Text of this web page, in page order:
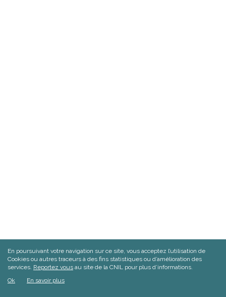
En poursuivant votre navigation sur ce site, vous acceptez l’utilisation de
Cookies ou autres traceurs à des fins statistiques ou d’amélioration des
services. Reportez vous au site de la CNIL pour plus d’informations.
Ok
En savoir plus